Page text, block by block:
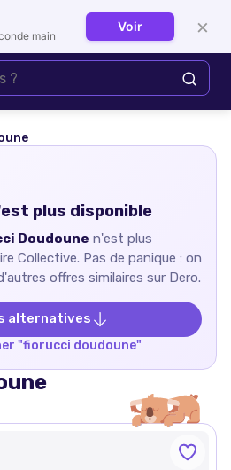
Se connecter
plus disponible
Doudoune n'est plus
Collective. Pas de panique : on
offres similaires sur Dero.
alternatives
"fiorucci doudoune"
main
Voir ×